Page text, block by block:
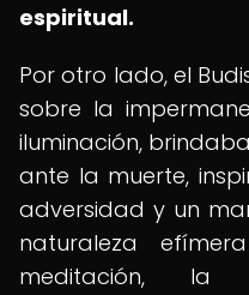
espiritual.
Por otro lado, el
sobre la
iluminación,
ante la muerte,
adversidad y un
naturaleza
meditación, la